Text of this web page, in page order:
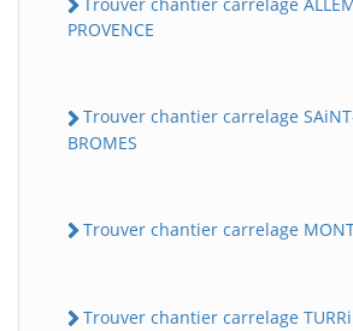
PROVENCE
Trouver chantier carrelage
BROMES
Trouver chantier carrelage
Trouver chantier carrelage